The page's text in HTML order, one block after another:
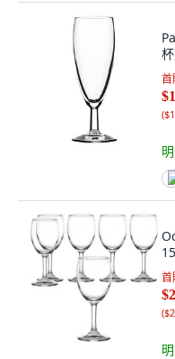
首
(
首
(